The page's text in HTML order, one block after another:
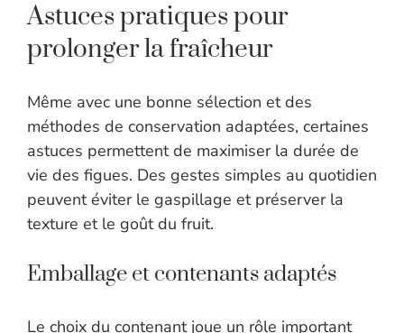
Astuces pratiques pour
prolonger la fraîcheur
Même avec une bonne sélection et des
méthodes de conservation adaptées, certaines
astuces permettent de maximiser la durée de
vie des figues. Des gestes simples au quotidien
peuvent éviter le gaspillage et préserver la
texture et le goût du fruit.
Emballage et contenants adaptés
Le choix du contenant joue un rôle important